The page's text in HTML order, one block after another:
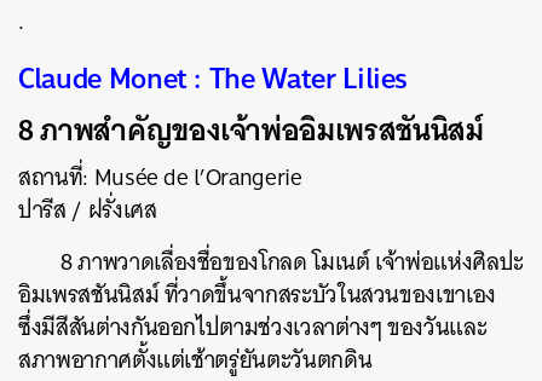
.
Claude Monet : The Water Lilies
8 ภาพสำคัญของเจ้าพ่ออิมเพรสชันนิสม์
สถานที่: Musée de l’Orangerie
ปารีส / ฝรั่งเศส
8 ภาพวาดเลื่องชื่อของโกลด โมเนต์ เจ้าพ่อแห่งศิลปะ
อิมเพรสชันนิสม์ ที่วาดขึ้นจากสระบัวในสวนของเขาเอง
ซึ่งมีสีสันต่างกันออกไปตามช่วงเวลาต่างๆ ของวันและ
สภาพอากาศตั้งแต่เช้าตรู่ยันตะวันตกดิน